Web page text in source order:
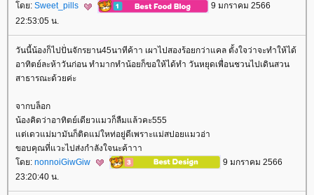
ดย: Sweet_pills
9 มกราคม 2566
22:53:05 น.
วันนี้น้องก็ไปปั่นจักรยาน45นาทีค้าา เผาไปสองร้อยกว่าแคล ตั้งใจว่าจะทำให้ได้
อาทิตย์ละห้าวันก่อน ทำมากทำน้อยก็ขอให้ได้ทำ วันหยุดเพื่อนชวนไปเดินสวน
สาธารณะด้วยค่ะ
จากบล็อก
น้องคิดว่าอาทิตย์เดียวแมวก็ลืมแล้วคะ555
ต่เดวแม่มามันก็ติดแม่ใหท่อยู่ดีเพราะแม่สปอยแมวอ่า
ขอบคุณที่แวะไปส่งกำลังใจนะค้าาา
ดย: nonnoiGiwGiw
9 มกราคม 2566
23:20:40 น.